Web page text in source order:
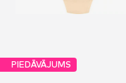
PIEDĀVĀJUMS